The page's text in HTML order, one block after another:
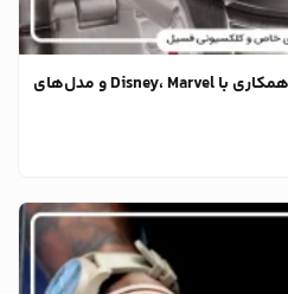
بررسی ساعت‌های خاص فسیل | همکاری با Disney، Marvel و مدل‌های